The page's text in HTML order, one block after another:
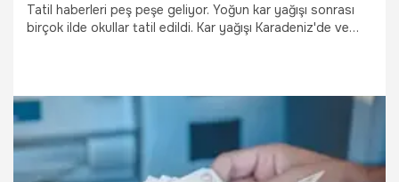
Tatil haberleri peş peşe geliyor. Yoğun kar yağışı sonrası
birçok ilde okullar tatil edildi. Kar yağışı Karadeniz'de ve
Pazartesi günü ara verildi. İşte 17 Ocak 2022 Pazartesi
günü eğitme ara verilen 14 il ve birçok ilçenin tam listesi...
16.01.2022